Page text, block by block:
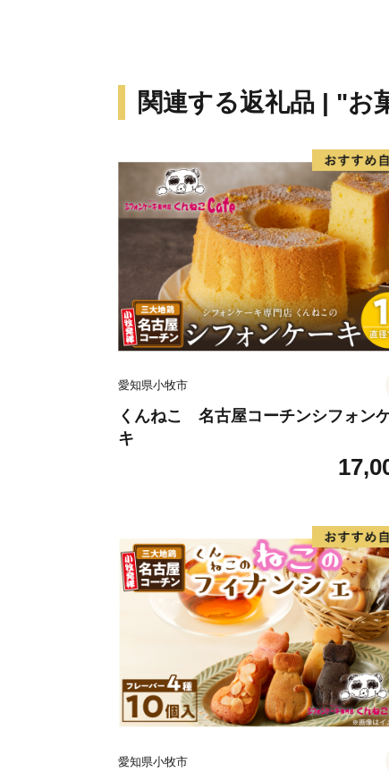
関連する返礼品 | "お
愛知県小牧市
くんねこ 名古屋コーチンシフォン
キ
愛知県小牧市